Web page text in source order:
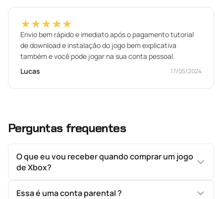
★★★★★
Envio bem rápido e imediato após o pagamento tutorial
de download e instalação do jogo bem explicativa
também e você pode jogar na sua conta pessoal.
Lucas
17/05/2024
Perguntas frequentes
O que eu vou receber quando comprar um jogo
de Xbox?
Essa é uma conta parental ?